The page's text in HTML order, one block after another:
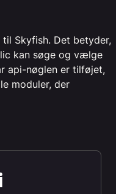
Skyfish. Det betyder,
kan søge og vælge
api-nøglen er tilføjet,
moduler, der